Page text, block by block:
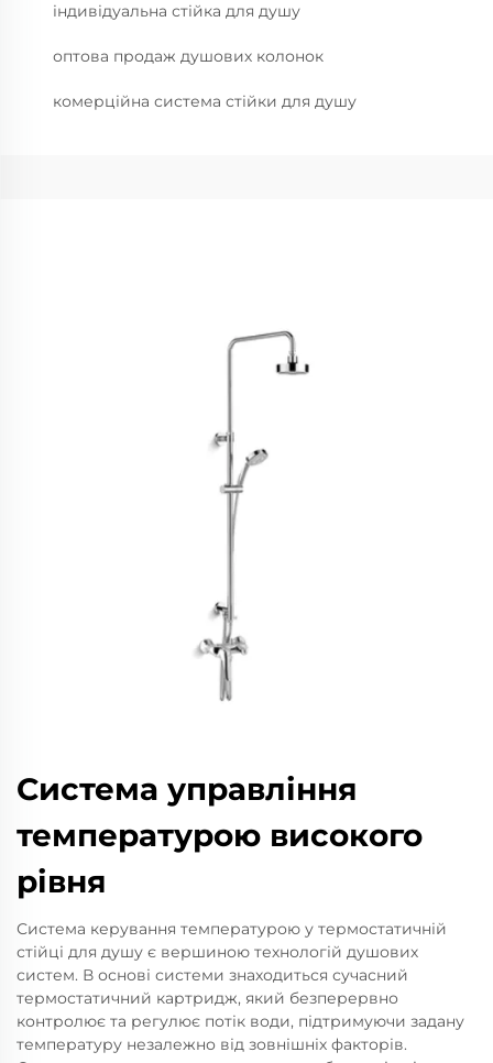
індивідуальна стійка для душу
оптова продаж душових колонок
комерційна система стійки для душу
Система управління
температурою високого
рівня
Система керування температурою у термостатичній
стійці для душу є вершиною технологій душових
систем. В основі системи знаходиться сучасний
термостатичний картридж, який безперервно
контролює та регулює потік води, підтримуючи задану
температуру незалежно від зовнішніх факторів.